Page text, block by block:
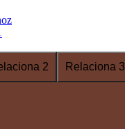
2 Relaciona 3